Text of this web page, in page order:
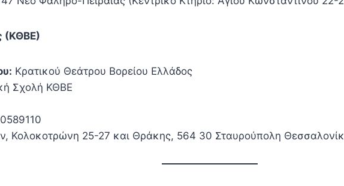
(ΚΘΒΕ)
Κρατικού Θεάτρου Βορείου Ελλάδος
Σχολή ΚΘΒΕ
Κολοκοτρώνη 25-27 και Θράκης, 564 30 Σταυρούπολη